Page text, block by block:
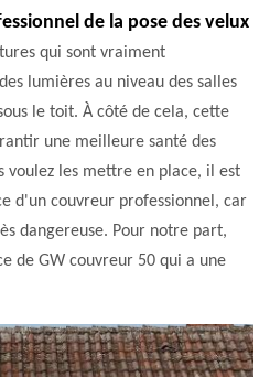
de la pose des velux
qui sont vraiment
lumières au niveau des salles
le toit. À côté de cela, cette
une meilleure santé des
voulez les mettre en place, il est
d'un couvreur professionnel, car
dangereuse. Pour notre part,
de GW couvreur 50 qui a une